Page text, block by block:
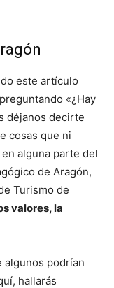
este artículo
«¿Hay
déjanos decirte
cosas que ni
alguna parte del
de Aragón,
Turismo de
valores, la
algunos podrían
hallarás